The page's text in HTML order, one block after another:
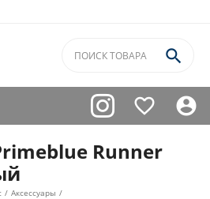



Runner
/ Аксессуары /